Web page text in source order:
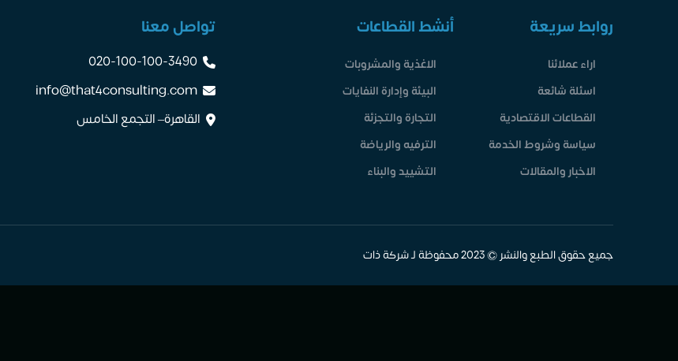
روابط سريعة
اراء عملائنا
اسئلة شائعة
القطاعات الاقتصادية
سياسة وشروط الخدمة
الاخبار والمقالات
أنشط القطاعات
الاغذية والمشروبات
البيئة وإدارة النفايات
التجارة والتجزئة
الترفيه والرياضة
التشييد والبناء
تواصل معنا
020-100-100-3490
info@that4consulting.com
القاهرة– التجمع الخامس
جميع حقوق الطبع والنشر © 2023 محفوظة لـ شركة ذات